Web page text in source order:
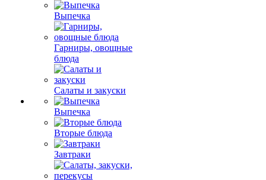
Выпечка
Гарниры, овощные
блюда
Салаты и закуски
Выпечка
Вторые блюда
Завтраки